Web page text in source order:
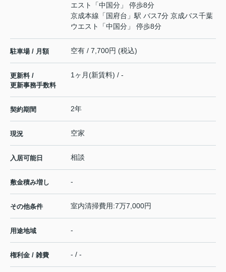
エスト「中国分」 停歩8分
京成本線 「 国府台 」駅 バス7分 京成バス千葉
ウエスト「中国分」 停歩8分
駐車場 / 月額 空有 / 7,700円 (税込)
更新料 /
更新事務手数料
1ヶ月(新賃料) / -
契約期間 2年
現況 空家
入居可能日 相談
敷金積み増し -
その他条件 室内清掃費用:7万7,000円
用途地域 -
権利金 / 雑費 - / -